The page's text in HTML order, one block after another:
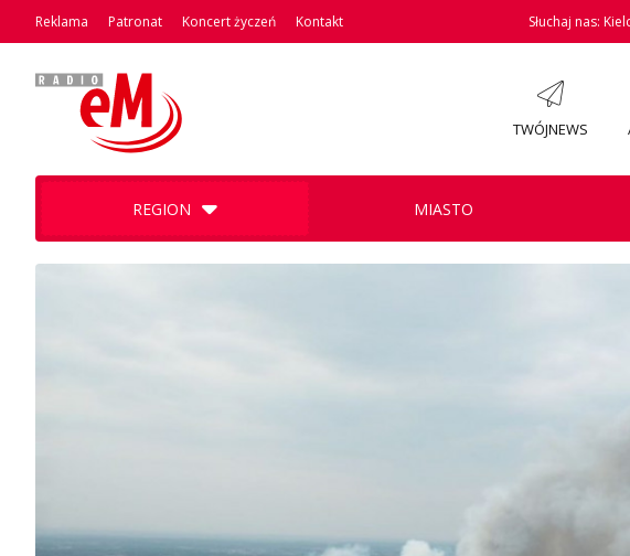
Reklama Patronat Koncert życzeń Kontakt Słuchaj nas:
TWÓJNEWS
REGION MIASTO